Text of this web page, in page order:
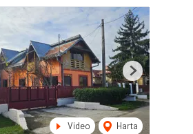
Video Harta
Next